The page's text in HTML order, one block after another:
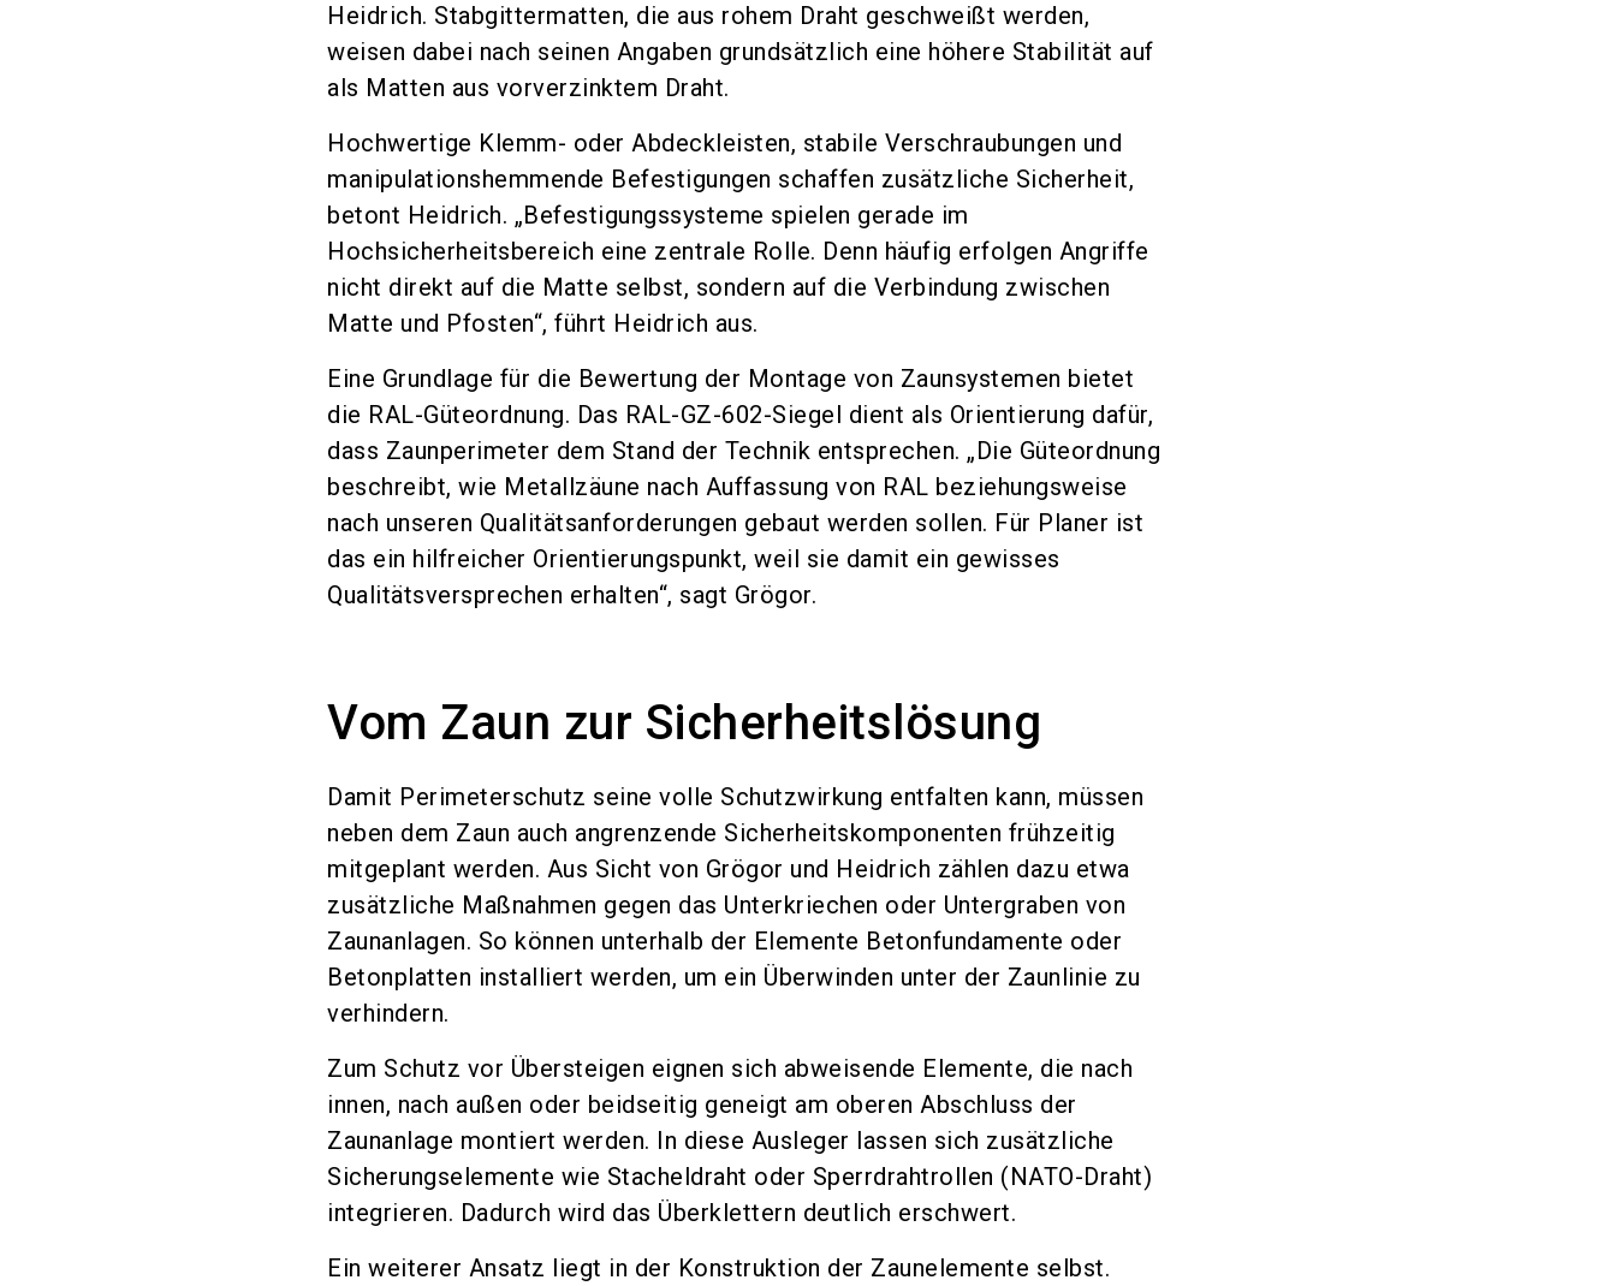
Heidrich. Stabgittermatten, die aus rohem Draht geschweißt werden,
weisen dabei nach seinen Angaben grundsätzlich eine höhere Stabilität auf
als Matten aus vorverzinktem Draht.
Hochwertige Klemm- oder Abdeckleisten, stabile Verschraubungen und
manipulationshemmende Befestigungen schaffen zusätzliche Sicherheit,
betont Heidrich. „Befestigungssysteme spielen gerade im
Hochsicherheitsbereich eine zentrale Rolle. Denn häufig erfolgen Angriffe
nicht direkt auf die Matte selbst, sondern auf die Verbindung zwischen
Matte und Pfosten“, führt Heidrich aus.
Eine Grundlage für die Bewertung der Montage von Zaunsystemen bietet
die RAL-Güteordnung. Das RAL-GZ-602-Siegel dient als Orientierung dafür,
dass Zaunperimeter dem Stand der Technik entsprechen. „Die Güteordnung
beschreibt, wie Metallzäune nach Auffassung von RAL beziehungsweise
nach unseren Qualitätsanforderungen gebaut werden sollen. Für Planer ist
das ein hilfreicher Orientierungspunkt, weil sie damit ein gewisses
Qualitätsversprechen erhalten“, sagt Grögor.
Vom Zaun zur Sicherheitslösung
Damit Perimeterschutz seine volle Schutzwirkung entfalten kann, müssen
neben dem Zaun auch angrenzende Sicherheitskomponenten frühzeitig
mitgeplant werden. Aus Sicht von Grögor und Heidrich zählen dazu etwa
zusätzliche Maßnahmen gegen das Unterkriechen oder Untergraben von
Zaunanlagen. So können unterhalb der Elemente Betonfundamente oder
Betonplatten installiert werden, um ein Überwinden unter der Zaunlinie zu
verhindern.
Zum Schutz vor Übersteigen eignen sich abweisende Elemente, die nach
innen, nach außen oder beidseitig geneigt am oberen Abschluss der
Zaunanlage montiert werden. In diese Ausleger lassen sich zusätzliche
Sicherungselemente wie Stacheldraht oder Sperrdrahtrollen (NATO-Draht)
integrieren. Dadurch wird das Überklettern deutlich erschwert.
Ein weiterer Ansatz liegt in der Konstruktion der Zaunelemente selbst.